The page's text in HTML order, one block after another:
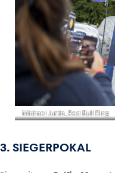
Michael Jurtin_Red Bull Ring
3. SIEGERPOKAL